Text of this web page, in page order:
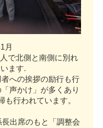
1 月
人 で北側 と南側 に 別 れ
い ま す.
者への挨拶の励行も行
「 声かけ 」 が多 く あ り
も行われてい ま す。
長出 席のも と 「 調整会